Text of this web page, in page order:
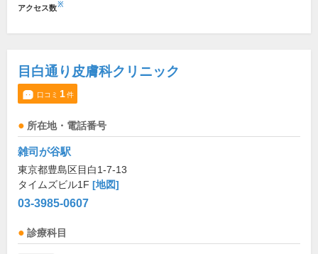
アクセス数※
目白通り皮膚科クリニック
口コミ 1件
所在地・電話番号
雑司が谷駅
東京都豊島区目白1-7-13
タイムズビル1F [地図]
03-3985-0607
診療科目